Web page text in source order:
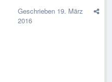
Geschrieben 19. März
2016